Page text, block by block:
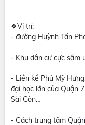
❖Vị trí:
- đường Huỳnh Tấn
- Khu dân cư cực sầm
- Liền kề Phú Mỹ
đại học lớn của Quận
Sài Gòn…
- Cách trung tâm